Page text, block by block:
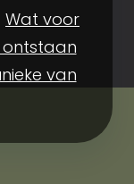
Wat voor
van